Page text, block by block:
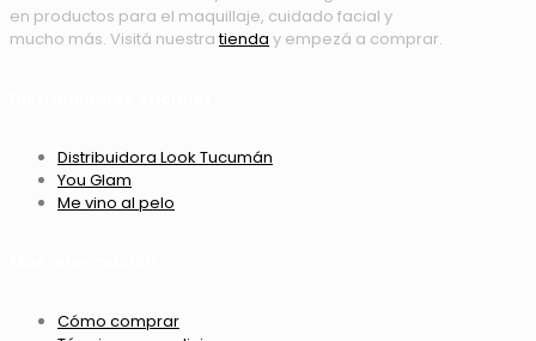
BH-
31697*500
en productos para el maquillaje, cuidado facial y
mucho más. Visitá nuestratienda y empezá a comprar.
Distribuidora Look Tucumán
You Glam
Me vino al pelo
Cómo comprar